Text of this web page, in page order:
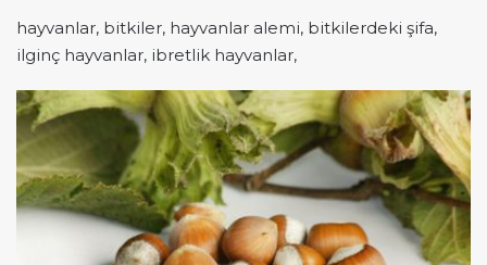
hayvanlar, bitkiler, hayvanlar alemi, bitkilerdeki şifa,
ilginç hayvanlar, ibretlik hayvanlar,